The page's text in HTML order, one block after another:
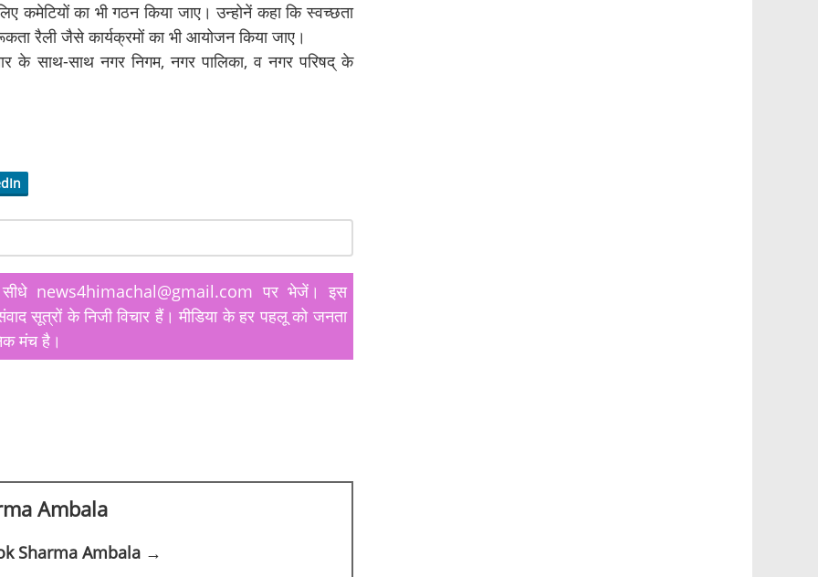
कमेटियों का भी गठन किया जाए। उन्होनें कहा कि स्वच्छता
रैली जैसे कार्यक्रमों का भी आयोजन किया जाए।
के साथ-साथ नगर निगम, नगर पालिका, व नगर परिषद् के
सीधे news4himachal@gmail.com पर भेजें। इस
सूत्रों के निजी विचार हैं। मीडिया के हर पहलू को जनता
मंच है।
Ambala
Sharma Ambala →